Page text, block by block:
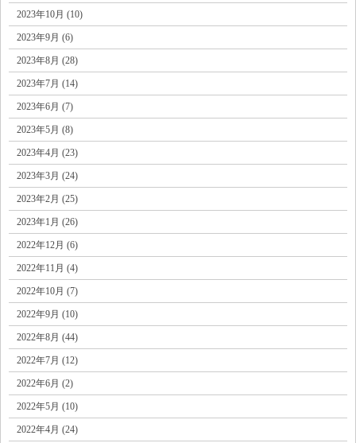
2023年10月 (10)
2023年9月 (6)
2023年8月 (28)
2023年7月 (14)
2023年6月 (7)
2023年5月 (8)
2023年4月 (23)
2023年3月 (24)
2023年2月 (25)
2023年1月 (26)
2022年12月 (6)
2022年11月 (4)
2022年10月 (7)
2022年9月 (10)
2022年8月 (44)
2022年7月 (12)
2022年6月 (2)
2022年5月 (10)
2022年4月 (24)